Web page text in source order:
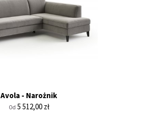
Avola - Narożnik
Od Cena
5 512,00 zł